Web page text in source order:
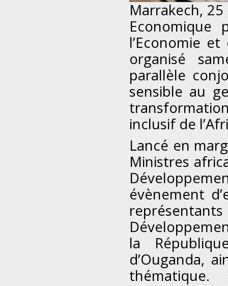
Marrakech,
Economique
l’Economie
organisé
parallèle
sensible au
inclusif de
Lancé en
Ministres
évènement
la
d’Ouganda,
thématique.